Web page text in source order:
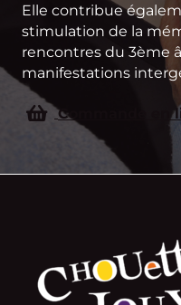
Elle contribue
stimulation de la
rencontres du 3ème
manifestations
Commande en